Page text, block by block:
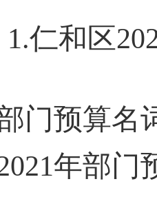
1.仁和区20
门预算名
年部门